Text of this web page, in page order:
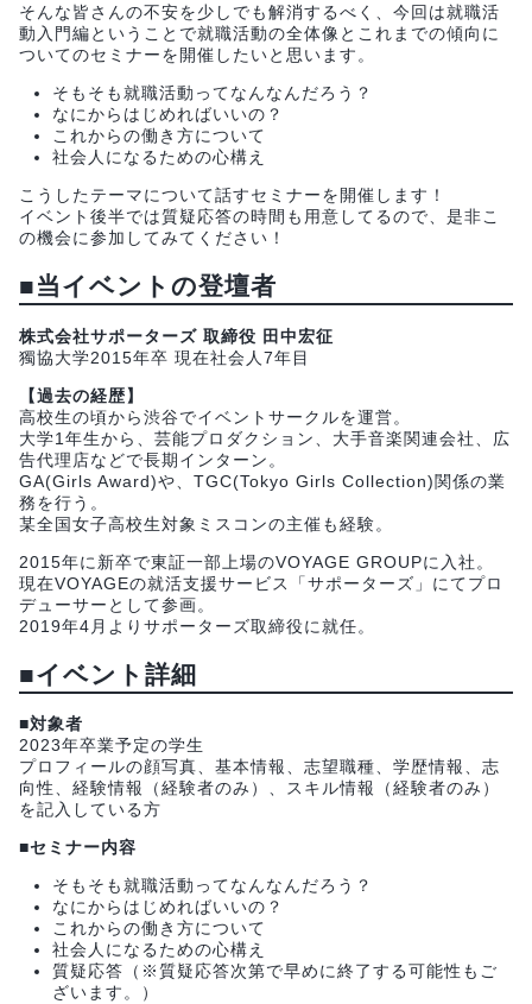
そんな皆さんの不安を少しでも解消するべく、今回は就職活
動入門編ということで就職活動の全体像とこれまでの傾向に
ついてのセミナーを開催したいと思います。
そもそも就職活動ってなんなんだろう？
なにからはじめればいいの？
これからの働き方について
社会人になるための心構え
こうしたテーマについて話すセミナーを開催します！
イベント後半では質疑応答の時間も用意してるので、是非こ
の機会に参加してみてください！
■当イベントの登壇者
株式会社サポーターズ 取締役 田中宏征
獨協大学2015年卒 現在社会人7年目
【過去の経歴】
高校生の頃から渋谷でイベントサークルを運営。
大学1年生から、芸能プロダクション、大手音楽関連会社、広
告代理店などで長期インターン。
GA(Girls Award)や、TGC(Tokyo Girls Collection)関係の業
務を行う。
某全国女子高校生対象ミスコンの主催も経験。
2015年に新卒で東証一部上場のVOYAGE GROUPに入社。
現在VOYAGEの就活支援サービス「サポーターズ」にてプロ
デューサーとして参画。
2019年4月よりサポーターズ取締役に就任。
■イベント詳細
■対象者
2023年卒業予定の学生
プロフィールの顔写真、基本情報、志望職種、学歴情報、志
向性、経験情報（経験者のみ）、スキル情報（経験者のみ）
を記入している方
■セミナー内容
そもそも就職活動ってなんなんだろう？
なにからはじめればいいの？
これからの働き方について
社会人になるための心構え
質疑応答（※質疑応答次第で早めに終了する可能性もご
ざいます。）